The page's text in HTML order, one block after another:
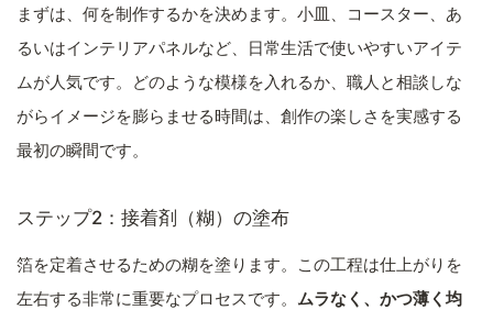
まずは、何を制作するかを決めます。小皿、コースター、あ
るいはインテリアパネルなど、日常生活で使いやすいアイテ
ムが人気です。どのような模様を入れるか、職人と相談しな
がらイメージを膨らませる時間は、創作の楽しさを実感する
最初の瞬間です。
ステップ2：接着剤（糊）の塗布
箔を定着させるための糊を塗ります。この工程は仕上がりを
左右する非常に重要なプロセスです。 ムラなく、かつ薄く均